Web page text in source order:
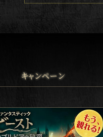
キャンペーン